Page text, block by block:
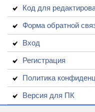
Код для
Форма обратной
Вход
Регистрация
Политика
Версия для ПК